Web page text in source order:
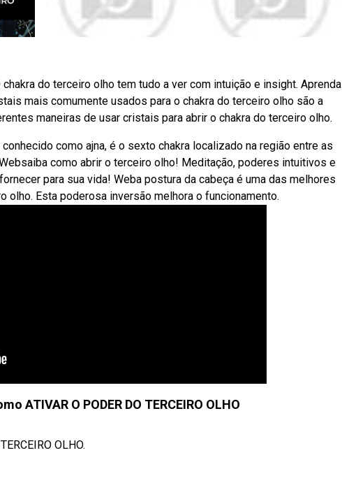
do terceiro olho tem tudo a ver com intuição e insight. Aprenda
mais comumente usados para o chakra do terceiro olho são a
maneiras de usar cristais para abrir o chakra do terceiro olho.
como ajna, é o sexto chakra localizado na região entre as
como abrir o terceiro olho! Meditação, poderes intuitivos e
para sua vida! Weba postura da cabeça é uma das melhores
olho. Esta poderosa inversão melhora o funcionamento.
ATIVAR O PODER DO TERCEIRO OLHO
OLHO.